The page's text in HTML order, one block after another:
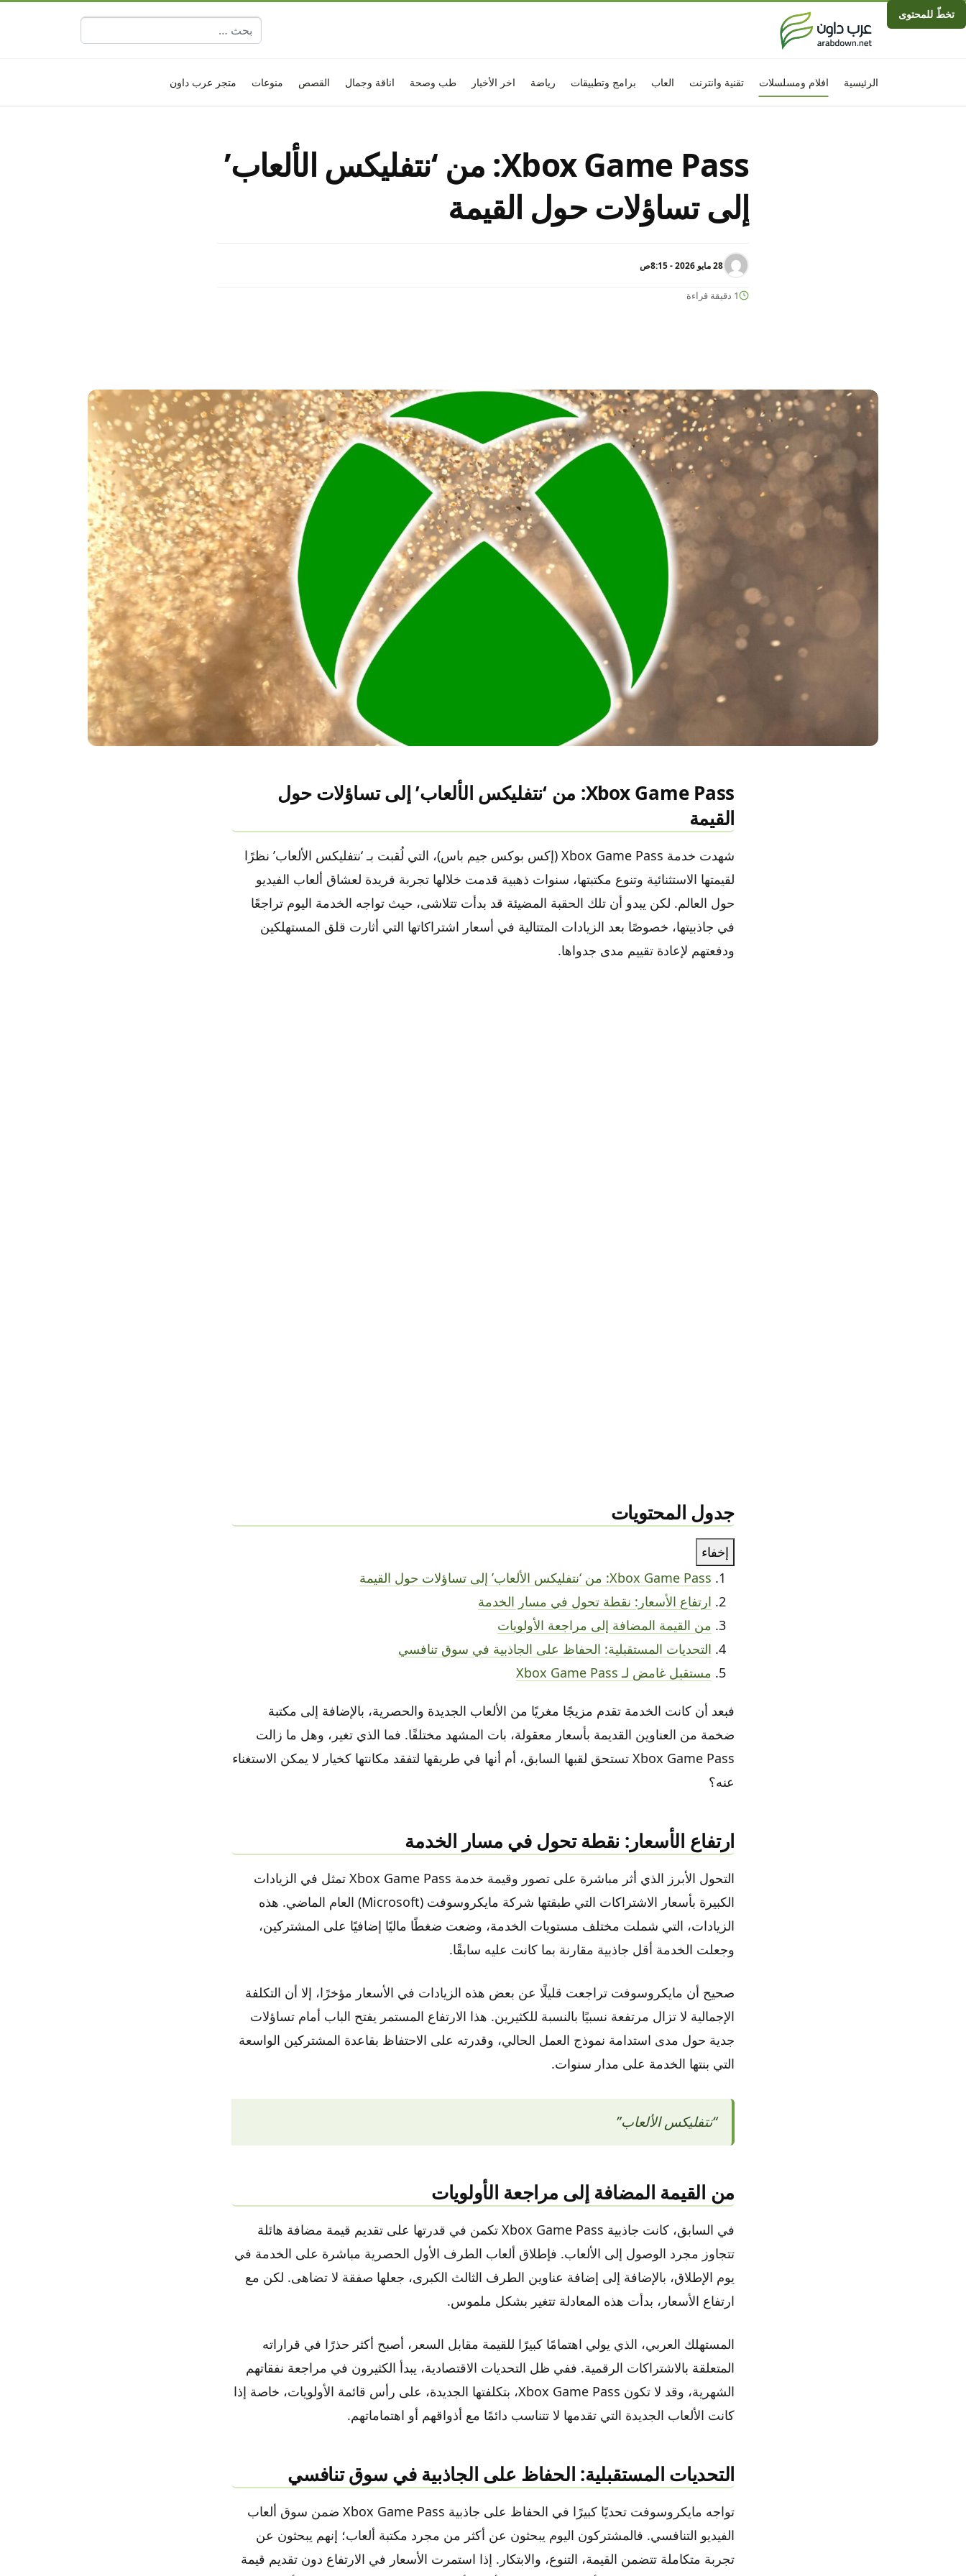
تخطّ للمحتوى
البحث عن:
الرئيسية افلام ومسلسلات تقنية وانترنت العاب برامج وتطبيقات رياضة اخر الأخبار طب وصحة اناقة وجمال القصص منوعات متجر عرب داون
Xbox Game Pass: من ‘نتفليكس الألعاب’
إلى تساؤلات حول القيمة
28 مايو 2026 - 8:15ص
1 دقيقة قراءة
Xbox Game Pass: من ‘نتفليكس الألعاب’ إلى تساؤلات حول
القيمة
شهدت خدمة Xbox Game Pass (إكس بوكس جيم باس)، التي لُقبت بـ ‘نتفليكس الألعاب’ نظرًا
لقيمتها الاستثنائية وتنوع مكتبتها، سنوات ذهبية قدمت خلالها تجربة فريدة لعشاق ألعاب الفيديو
حول العالم. لكن يبدو أن تلك الحقبة المضيئة قد بدأت تتلاشى، حيث تواجه الخدمة اليوم تراجعًا
في جاذبيتها، خصوصًا بعد الزيادات المتتالية في أسعار اشتراكاتها التي أثارت قلق المستهلكين
ودفعتهم لإعادة تقييم مدى جدواها.
جدول المحتويات
إخفاء
Xbox Game Pass: من ‘نتفليكس الألعاب’ إلى تساؤلات حول القيمة
ارتفاع الأسعار: نقطة تحول في مسار الخدمة
من القيمة المضافة إلى مراجعة الأولويات
التحديات المستقبلية: الحفاظ على الجاذبية في سوق تنافسي
مستقبل غامض لـ Xbox Game Pass
فبعد أن كانت الخدمة تقدم مزيجًا مغريًا من الألعاب الجديدة والحصرية، بالإضافة إلى مكتبة
ضخمة من العناوين القديمة بأسعار معقولة، بات المشهد مختلفًا. فما الذي تغير، وهل ما زالت
Xbox Game Pass تستحق لقبها السابق، أم أنها في طريقها لتفقد مكانتها كخيار لا يمكن الاستغناء
عنه؟
ارتفاع الأسعار: نقطة تحول في مسار الخدمة
التحول الأبرز الذي أثر مباشرة على تصور وقيمة خدمة Xbox Game Pass تمثل في الزيادات
الكبيرة بأسعار الاشتراكات التي طبقتها شركة مايكروسوفت (Microsoft) العام الماضي. هذه
الزيادات، التي شملت مختلف مستويات الخدمة، وضعت ضغطًا ماليًا إضافيًا على المشتركين،
وجعلت الخدمة أقل جاذبية مقارنة بما كانت عليه سابقًا.
صحيح أن مايكروسوفت تراجعت قليلًا عن بعض هذه الزيادات في الأسعار مؤخرًا، إلا أن التكلفة
الإجمالية لا تزال مرتفعة نسبيًا بالنسبة للكثيرين. هذا الارتفاع المستمر يفتح الباب أمام تساؤلات
جدية حول مدى استدامة نموذج العمل الحالي، وقدرته على الاحتفاظ بقاعدة المشتركين الواسعة
التي بنتها الخدمة على مدار سنوات.
“نتفليكس الألعاب”
من القيمة المضافة إلى مراجعة الأولويات
في السابق، كانت جاذبية Xbox Game Pass تكمن في قدرتها على تقديم قيمة مضافة هائلة
تتجاوز مجرد الوصول إلى الألعاب. فإطلاق ألعاب الطرف الأول الحصرية مباشرة على الخدمة في
يوم الإطلاق، بالإضافة إلى إضافة عناوين الطرف الثالث الكبرى، جعلها صفقة لا تضاهى. لكن مع
ارتفاع الأسعار، بدأت هذه المعادلة تتغير بشكل ملموس.
المستهلك العربي، الذي يولي اهتمامًا كبيرًا للقيمة مقابل السعر، أصبح أكثر حذرًا في قراراته
المتعلقة بالاشتراكات الرقمية. ففي ظل التحديات الاقتصادية، يبدأ الكثيرون في مراجعة نفقاتهم
الشهرية، وقد لا تكون Xbox Game Pass، بتكلفتها الجديدة، على رأس قائمة الأولويات، خاصة إذا
كانت الألعاب الجديدة التي تقدمها لا تتناسب دائمًا مع أذواقهم أو اهتماماتهم.
التحديات المستقبلية: الحفاظ على الجاذبية في سوق تنافسي
تواجه مايكروسوفت تحديًا كبيرًا في الحفاظ على جاذبية Xbox Game Pass ضمن سوق ألعاب
الفيديو التنافسي. فالمشتركون اليوم يبحثون عن أكثر من مجرد مكتبة ألعاب؛ إنهم يبحثون عن
تجربة متكاملة تتضمن القيمة، التنوع، والابتكار. إذا استمرت الأسعار في الارتفاع دون تقديم قيمة